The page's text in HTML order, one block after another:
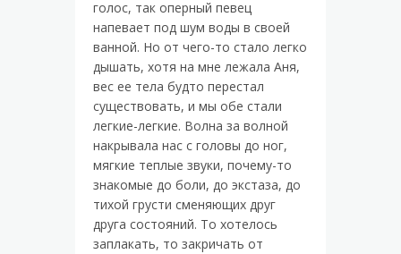
голос, так оперный певец
напевает под шум воды в своей
ванной. Но от чего-то стало легко
дышать, хотя на мне лежала Аня,
вес ее тела будто перестал
существовать, и мы обе стали
легкие-легкие. Волна за волной
накрывала нас с головы до ног,
мягкие теплые звуки, почему-то
знакомые до боли, до экстаза, до
тихой грусти сменяющих друг
друга состояний. То хотелось
заплакать, то закричать от